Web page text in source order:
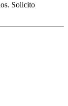
Solicito